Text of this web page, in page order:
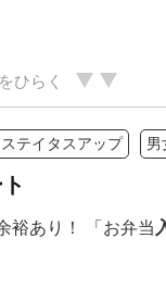
ひらく
ステイタスアップ 男
裕あり！ 「お弁当